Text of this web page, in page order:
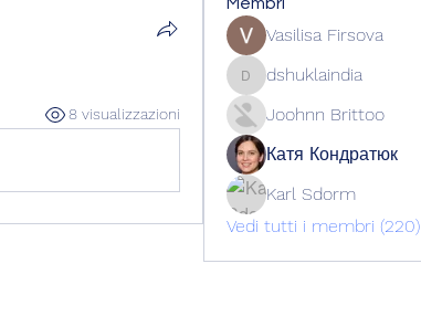
8 visualizzazioni
Vasilisa Firsova
dshuklaindia
dshuklaindia
Joohnn Brittoo
Катя Кондратюк
Karl Sdorm
Vedi tutti i membri (220)